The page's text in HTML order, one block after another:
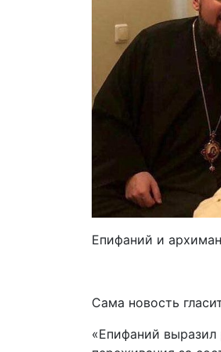
Епифаний и
Сама новость
«Епифаний выразил